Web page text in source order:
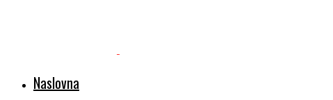
Naslovna